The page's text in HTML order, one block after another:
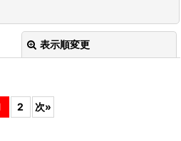
表示順変更
2 次»